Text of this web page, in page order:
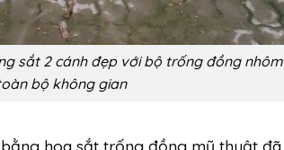
sắt 2 cánh đẹp với bộ trống đồng
bộ không gian
bằng hoa sắt trống đồng mỹ thuật